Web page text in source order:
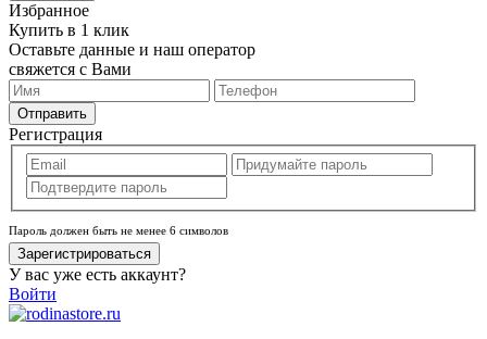
Избранное
Купить в 1 клик
Оставьте данные и наш оператор
свяжется с Вами
Отправить
Регистрация
Пароль должен быть не менее 6 символов
Зарегистрироваться
У вас уже есть аккаунт?
Войти